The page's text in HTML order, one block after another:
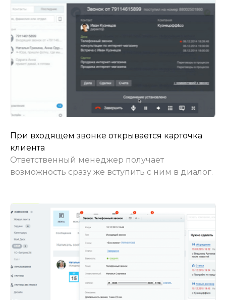
При входящем звонке открывается карточка
клиента
Ответственный менеджер получает
возможность сразу же вступить с ним в диалог.